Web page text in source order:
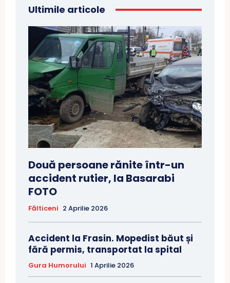
Ultimile articole
Două persoane rănite într-un
accident rutier, la Basarabi
FOTO
Fălticeni 2 Aprilie 2026
Accident la Frasin. Mopedist băut și
fără permis, transportat la spital
Gura Humorului 1 Aprilie 2026